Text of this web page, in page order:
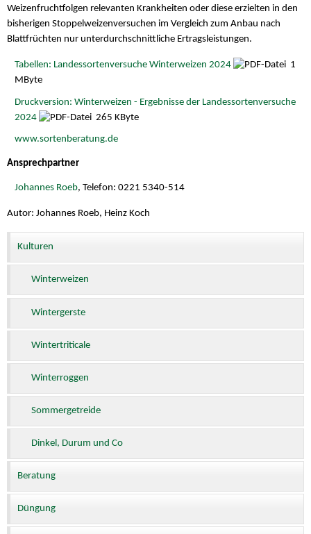
Weizenfruchtfolgen relevanten Krankheiten oder diese erzielten in den
bisherigen Stoppelweizenversuchen im Vergleich zum Anbau nach
Blattfrüchten nur unterdurchschnittliche Ertragsleistungen.
Tabellen: Landessortenversuche Winterweizen 2024
1
MByte
Druckversion: Winterweizen - Ergebnisse der Landessortenversuche
2024
265 KByte
www.sortenberatung.de
Ansprechpartner
Johannes Roeb, Telefon: 0221 5340-514
Autor: Johannes Roeb, Heinz Koch
Kulturen
Winterweizen
Wintergerste
Wintertriticale
Winterroggen
Sommergetreide
Dinkel, Durum und Co
Beratung
Düngung